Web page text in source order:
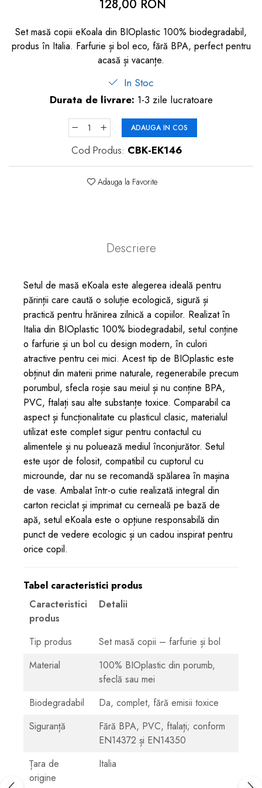
Produse îngrijire copii
Igiena copii
128,00 RON
Set masă copii eKoala din BIOplastic 100% biodegradabil,
produs în Italia. Farfurie și bol eco, fără BPA, perfect pentru
acasă și vacanțe.
In Stoc
Durata de livrare: 1-3 zile lucratoare
ADAUGA IN COS
Cod Produs: CBK-EK146
Adauga la Favorite
Descriere
Setul de masă eKoala este alegerea ideală pentru
părinții care caută o soluție ecologică, sigură și
practică pentru hrănirea zilnică a copiilor. Realizat în
Italia din BIOplastic 100% biodegradabil, setul conține
o farfurie și un bol cu design modern, în culori
atractive pentru cei mici. Acest tip de BIOplastic este
obținut din materii prime naturale, regenerabile precum
porumbul, sfecla roșie sau meiul și nu conține BPA,
PVC, ftalați sau alte substanțe toxice. Comparabil ca
aspect și funcționalitate cu plasticul clasic, materialul
utilizat este complet sigur pentru contactul cu
alimentele și nu poluează mediul înconjurător. Setul
este ușor de folosit, compatibil cu cuptorul cu
microunde, dar nu se recomandă spălarea în mașina
de vase. Ambalat într-o cutie realizată integral din
carton reciclat și imprimat cu cerneală pe bază de
apă, setul eKoala este o opțiune responsabilă din
punct de vedere ecologic și un cadou inspirat pentru
orice copil.
Tabel caracteristici produs
Caracteristici
produs
Detalii
Tip produs
Set masă copii – farfurie și bol
Material
100% BIOplastic din porumb,
sfeclă sau mei
Biodegradabil
Da, complet, fără emisii toxice
Siguranță
Fără BPA, PVC, ftalați; conform
EN14372 și EN14350
Țara de
origine
Italia